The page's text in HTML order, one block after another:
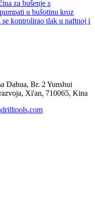
za bušenje s
u bušotinu kroz
kontrolirao tlak u naftnoj i
Dahua, Br. 2 Yunshui
Xi'an, 710065, Kina